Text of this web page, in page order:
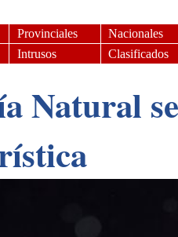
Provinciales
Nacionales
Intrusos Clasificados
Natural